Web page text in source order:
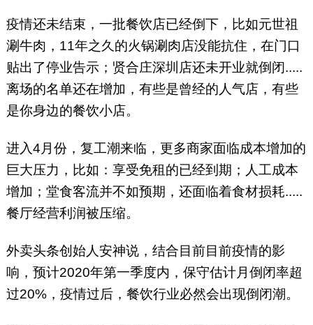
疫情还未结束，一批餐饮店已经倒下，比如元世祖
涮牛肉，11年之久的火锅涮肉店没能抗住，在门口
贴出了停业告示；贤合庄深圳店还未开业就倒闭.....
离场的名单还在增加，有些是曾经的人气店，有些
是你身边的餐饮小店。
进入4月份，复工潮来临，更多商家面临成本增加的
巨大压力，比如：享受免租的已经到期；人工成本
增加；堂食客流并不如预期，还面临着食材损耗.....
餐厅经营利润被压缩。
外卖头条创始人安神说，结合目前目前疫情的影
响，预计2020年第一季度内，保守估计月倒闭率超
过20%，疫情过后，餐饮行业必然会出现倒闭潮。